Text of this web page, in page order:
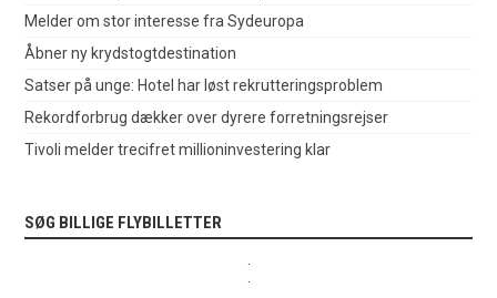
Melder om stor interesse fra Sydeuropa
Åbner ny krydstogtdestination
Satser på unge: Hotel har løst rekrutteringsproblem
Rekordforbrug dækker over dyrere forretningsrejser
Tivoli melder trecifret millioninvestering klar
SØG BILLIGE FLYBILLETTER
.
.